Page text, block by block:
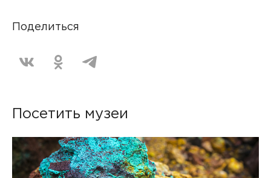
Поделиться
Посетить музеи